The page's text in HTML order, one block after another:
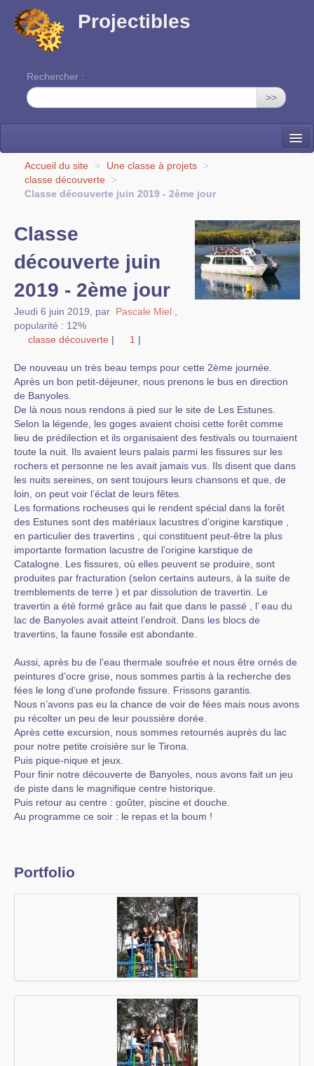
Projectibles
Rechercher :
>>
La ruche
Une classe à projets
Accueil du site > Une classe à projets
>
classe découverte
>
Classe découverte juin 2019 - 2ème jour
Classe
découverte juin
2019 - 2ème jour
Jeudi 6 juin 2019 par Pascale Miel
popularité : 12%
classe découverte | 1 |
De nouveau un très beau temps pour cette 2ème journée.
Après un bon petit-déjeuner, nous prenons le bus en direction
de Banyoles.
De là nous nous rendons à pied sur le site de Les Estunes.
Selon la légende, les goges avaient choisi cette forêt comme
lieu de prédilection et ils organisaient des festivals ou tournaient
toute la nuit. Ils avaient leurs palais parmi les fissures sur les
rochers et personne ne les avait jamais vus. Ils disent que dans
les nuits sereines, on sent toujours leurs chansons et que, de
loin, on peut voir l’éclat de leurs fêtes.
Les formations rocheuses qui le rendent spécial dans la forêt
des Estunes sont des matériaux lacustres d’origine karstique ,
en particulier des travertins , qui constituent peut-être la plus
importante formation lacustre de l’origine karstique de
Catalogne. Les fissures, où elles peuvent se produire, sont
produites par fracturation (selon certains auteurs, à la suite de
tremblements de terre ) et par dissolution de travertin. Le
travertin a été formé grâce au fait que dans le passé , l’ eau du
lac de Banyoles avait atteint l’endroit. Dans les blocs de
travertins, la faune fossile est abondante.
Aussi, après bu de l’eau thermale soufrée et nous être ornés de
peintures d’ocre grise, nous sommes partis à la recherche des
fées le long d’une profonde fissure. Frissons garantis.
Nous n’avons pas eu la chance de voir de fées mais nous avons
pu récolter un peu de leur poussière dorée.
Après cette excursion, nous sommes retournés auprès du lac
pour notre petite croisière sur le Tirona.
Puis pique-nique et jeux.
Pour finir notre découverte de Banyoles, nous avons fait un jeu
de piste dans le magnifique centre historique.
Puis retour au centre : goûter, piscine et douche.
Au programme ce soir : le repas et la boum !
Portfolio